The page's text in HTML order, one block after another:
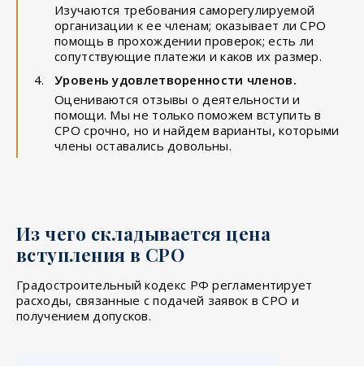
Изучаются требования саморегулируемой
организации к ее членам; оказывает ли СРО
помощь в прохождении проверок; есть ли
сопутствующие платежи и каков их размер.
Уровень удовлетворенности членов.
Оцениваются отзывы о деятельности и
помощи. Мы не только поможем вступить в
СРО срочно, но и найдем варианты, которыми
члены оставались довольны.
Из чего складывается цена
вступления в СРО
Градостроительный кодекс РФ регламентирует
расходы, связанные с подачей заявок в СРО и
получением допусков.